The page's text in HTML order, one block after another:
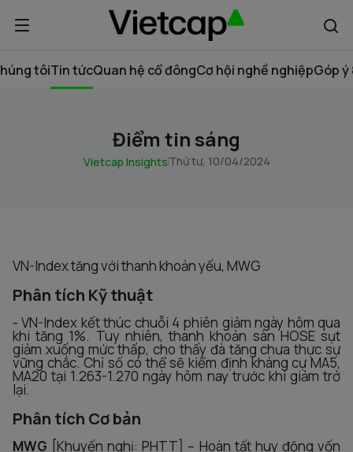
tôiTin tứcQuan hệ cổ đôngCơ hội nghề nghiệpGóp ý
Điểm tin sáng
Vietcap InsightsThứ tư, 10/04/2024
VN-Index tăng với thanh khoản yếu, MWG
Phân tích Kỹ thuật
- VN-Index kết thúc chuỗi 4 phiên giảm ngày hôm qua
khi tăng 1%. Tuy nhiên, thanh khoản sàn HOSE sụt
giảm xuống mức thấp, cho thấy đà tăng chưa thực sự
vững chắc. Chỉ số có thể sẽ kiểm định kháng cự MA5,
MA20 tại 1.263-1.270 ngày hôm nay trước khi giảm trở
lại.
Phân tích Cơ bản
MWG [Khuyến nghị: PHTT] – Hoàn tất huy động vốn